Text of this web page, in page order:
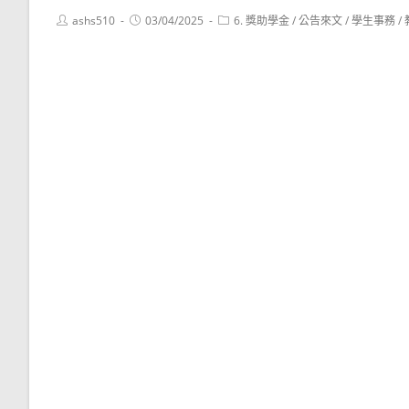
Postashs510
Post03/04/2025
Post6. 獎助學金/公告來文/學生事務/